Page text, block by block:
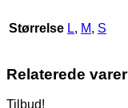
Størrelse L, M, S
Relaterede varer
Tilbud!